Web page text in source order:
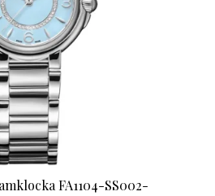
FA1104-SS002-